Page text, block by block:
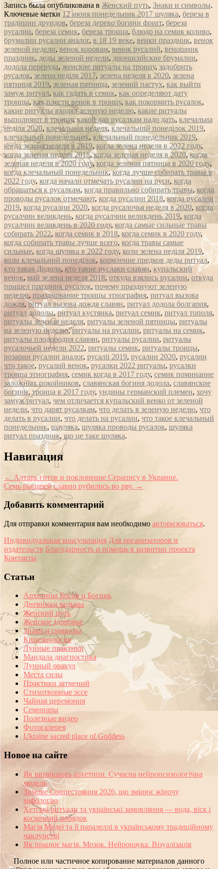
Запись была опубликована в Женский путь, Знаки и символы.
Ключевые метки 12 июня понедельник 2017 шуляка, береза в
традиции друидов, береза дерево богини фригг, береза
русалии, береза семик, береза троица, блюдо на семик коливо,
брумалии русалии аналог, в 18 19 веке, венки праздник, венок
зеленой недели, венок коровам, венок русалий, веношник
праздник, деды зеленой недели, дионисийские брумалии,
додола переруда, женские ритуалы на троицу, задобрить
русалок, зелена неділя 2017, зелена неделя в 2020, зелена
пятниця 2019, зеленая пятница, зелений пастух, как выйти
замуж ритуал, как гадать в семик, как определяют дату
троицы, как плести венок в троицу, как покормить русалок,
какие ритуалы входял зеленую неделю, какие ритуалы
выполняют в троицу,какой дар русалкам надо дать, клечальна
неділя 2020, клечальная неделя,клечальний понеділок 2019,
клечальный понедельник, клечальный понедельник 2019,
когда зелена неделя в 2019, когда зелена неделя в 2022 году,
когда зеленая неделя 2018,когда зеленая неделя в 2020,когда
зеленая неделя в 2020 году, когда зеленая пятница в 2020 году,
когда клечальный понедельник,когда лучше собирать травы в
2022 году,когда начали отмечать русалии на руси, когда
обращаться к русалкам, когда правильно собирать травы, когда
проводы русалок отмечают, когда русалии 2018,когда русалии
2019, когда русалии 2020, когда русалочья неделя в 2020, когда
русалчин великдень, когда русалчин великдень 2019, когда
русалчин великдень в 2020 году, когда самые сильные травы
собирать 2022, когда семик в 2018, когда семик в 2020 году,
когда собирать травы лучше всего, когда травы самые
сильные, когда шуляка в 2022 году, коли зелена неділя 2019,
коли клечальний понеділок, кормление предков деды ритуал,
кто такая Додола, кто такие руслаки славян, купальский
венок, май зелена неделя 2018, откуда взялись русалии, откуда
пришел праздник русалок, почему празднуют зеленую
неделю, празднование троицы этнография, ритуал вызова
дождя, ритуал вызова дождя славян, ритуал додола болгария,
ритуал додолы,ритуал кустянка, ритуал семик, ритуал тополя,
ритуалы зеленая неделя, ритуалы зеленой пятницы, ритуалы
на зеленую неделю,ритуалы на русалии, ритуалы на семик,
ритуалы плодородия славян, ритуалы русалии, ритуалы
русалочьей недели 2022, ритуалы семик, ритуалы троицы,
розарии русалии аналог, русаліі 2019, русалии 2020, русалии
что такое, русалий венок, русалки 2022 ритуалы, русалки
троица этнография, семик когда в 2017 году, семик поминание
заложных покойников, славянская богиня додола, славянские
богини, троица в 2017 году, ундины германский племен, хочу
замуж ритуал, чем отличается купальский венко от зеленой
недели, что дарят русалкам, что делать в зеленую неделю, что
делать в русалии,что делать на русалии, что такое клечальный
понедельник,шауляка, шуляка проводы русалок, шуляка
ритуал праздник, що це таке шуляка.
Сообщение
навигации
Навигация
←Алтарь готов и поклонение Серапису в Украине.
Семь рыцарей славно рубились во рву. →
Добавить комментарий
Для отправки комментария вам необходимо авторизоваться.
Индивидуальная консультация Для организаторов и
издательств Благодарность и помощь в развитии проекта
Контакты
Статьи
Архетипы Богов и Богинь
Дневники ведьмы
Женский путь
Женское здоровье
Знаки и символы
Кинезиология
Лунные практики
Мандала диагностика
Лунный оракул
Места силы
Практики затмений
Стихотворные эссе
Чайная церемония
Семинары
Полезные видео
Фотогалерея
Ukraine sacred place of Goddess
Новое на сайте
Як виникають архетипи. Сучасна нейропсихологічна
модель
Зимове Сонцестояння 2026, що змінює жіночу
міфологію
Хетські ритуали та українські замовляння — вода, віск і
космічний порядок
Магія Медеї та її паралеллі в українському традиційному
чаклунстві
Як працює магія. Мозок. Нейронаука. Візуалізація
Полное или частичное копирование материалов данного